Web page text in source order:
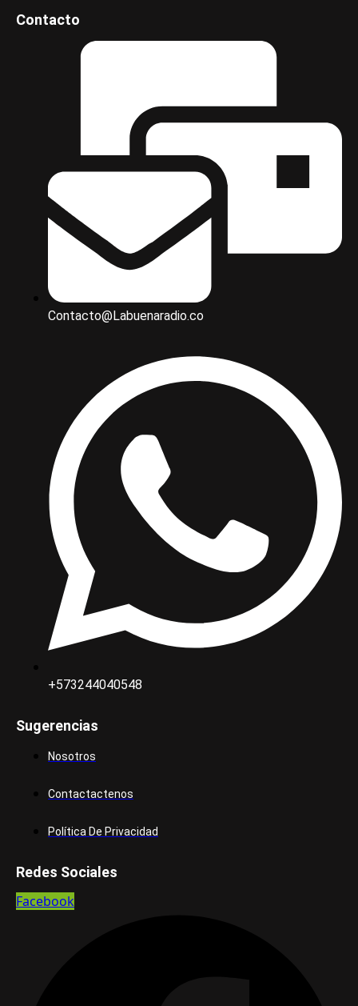
Contacto
Contacto@Labuenaradio.co
+573244040548
Sugerencias
Nosotros
Contactactenos
Política De Privacidad
Redes Sociales
Facebook